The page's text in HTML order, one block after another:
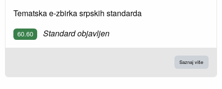
Tematska e-zbirka srpskih standarda
60.60 Standard objavljen
Saznaj više